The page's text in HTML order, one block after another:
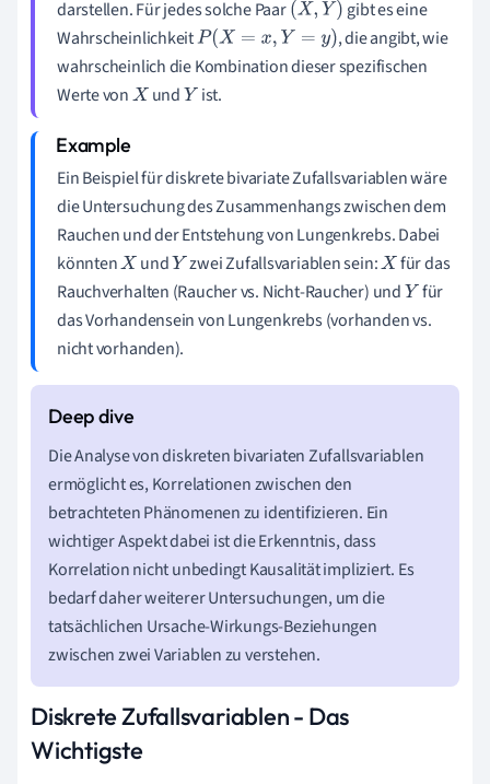
darstellen. Für jedes solche Paar(X,Y)
gibt es eine
WahrscheinlichkeitP(X=x Y= y)
, die angibt, wie
wahrscheinlich die Kombination dieser spezifischen
Werte vonX und Y ist.
Ein Beispiel für diskrete bivariate Zufallsvariablen wäre
die Untersuchung des Zusammenhangs zwischen dem
Rauchen und der Entstehung von Lungenkrebs. Dabei
könntenX undY zwei Zufallsvariablen sein:X für das
Rauchverhalten (Raucher vs. Nicht-Raucher) und Y für
das Vorhandensein von Lungenkrebs (vorhanden vs.
nicht vorhanden).
Die Analyse von diskreten bivariaten Zufallsvariablen
ermöglicht es, Korrelationen zwischen den
betrachteten Phänomenen zu identifizieren. Ein
wichtiger Aspekt dabei ist die Erkenntnis, dass
Korrelation nicht unbedingt Kausalität impliziert. Es
bedarf daher weiterer Untersuchungen, um die
tatsächlichen Ursache-Wirkungs-Beziehungen
zwischen zwei Variablen zu verstehen.
Diskrete Zufallsvariablen - Das
Wichtigste